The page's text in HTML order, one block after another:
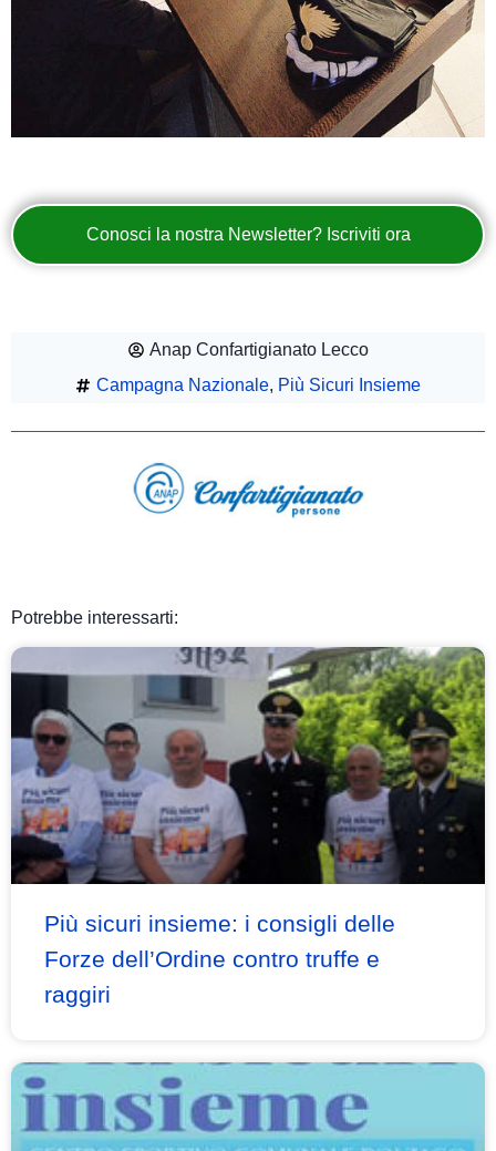
Conosci la nostra Newsletter? Iscriviti ora
Anap Confartigianato Lecco
Campagna Nazionale, Più Sicuri Insieme
Potrebbe interessarti:
Più sicuri insieme: i consigli delle
Forze dell’Ordine contro truffe e
raggiri